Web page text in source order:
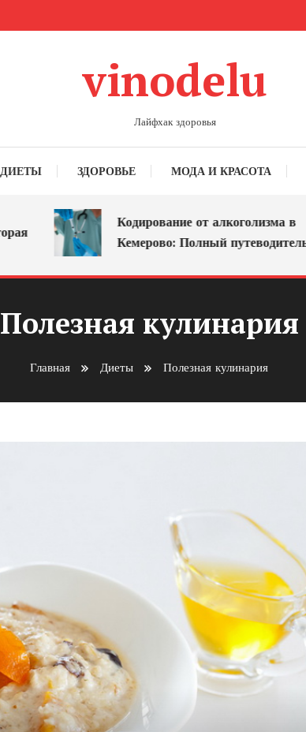
vinodelu
Лайфхак здоровья
ДИЕТЫ ЗДОРОВЬЕ МОДА И КРАСОТА
Кодирование от алкоголизма в
Кемерово: Полный путеводитель
Полезная кулинария
Главная Диеты Полезная кулинария